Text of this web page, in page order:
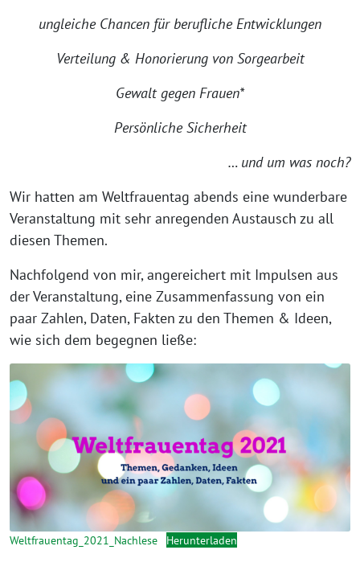
ungleiche Chancen für berufliche Entwicklungen
Verteilung & Honorierung von Sorgearbeit
Gewalt gegen Frauen*
Persönliche Sicherheit
… und um was noch?
Wir hatten am Weltfrauentag abends eine wunderbare
Veranstaltung mit sehr anregenden Austausch zu all
diesen Themen.
Nachfolgend von mir, angereichert mit Impulsen aus
der Veranstaltung, eine Zusammenfassung von ein
paar Zahlen, Daten, Fakten zu den Themen & Ideen,
wie sich dem begegnen ließe:
Weltfrauentag_2021_Nachlese Herunterladen